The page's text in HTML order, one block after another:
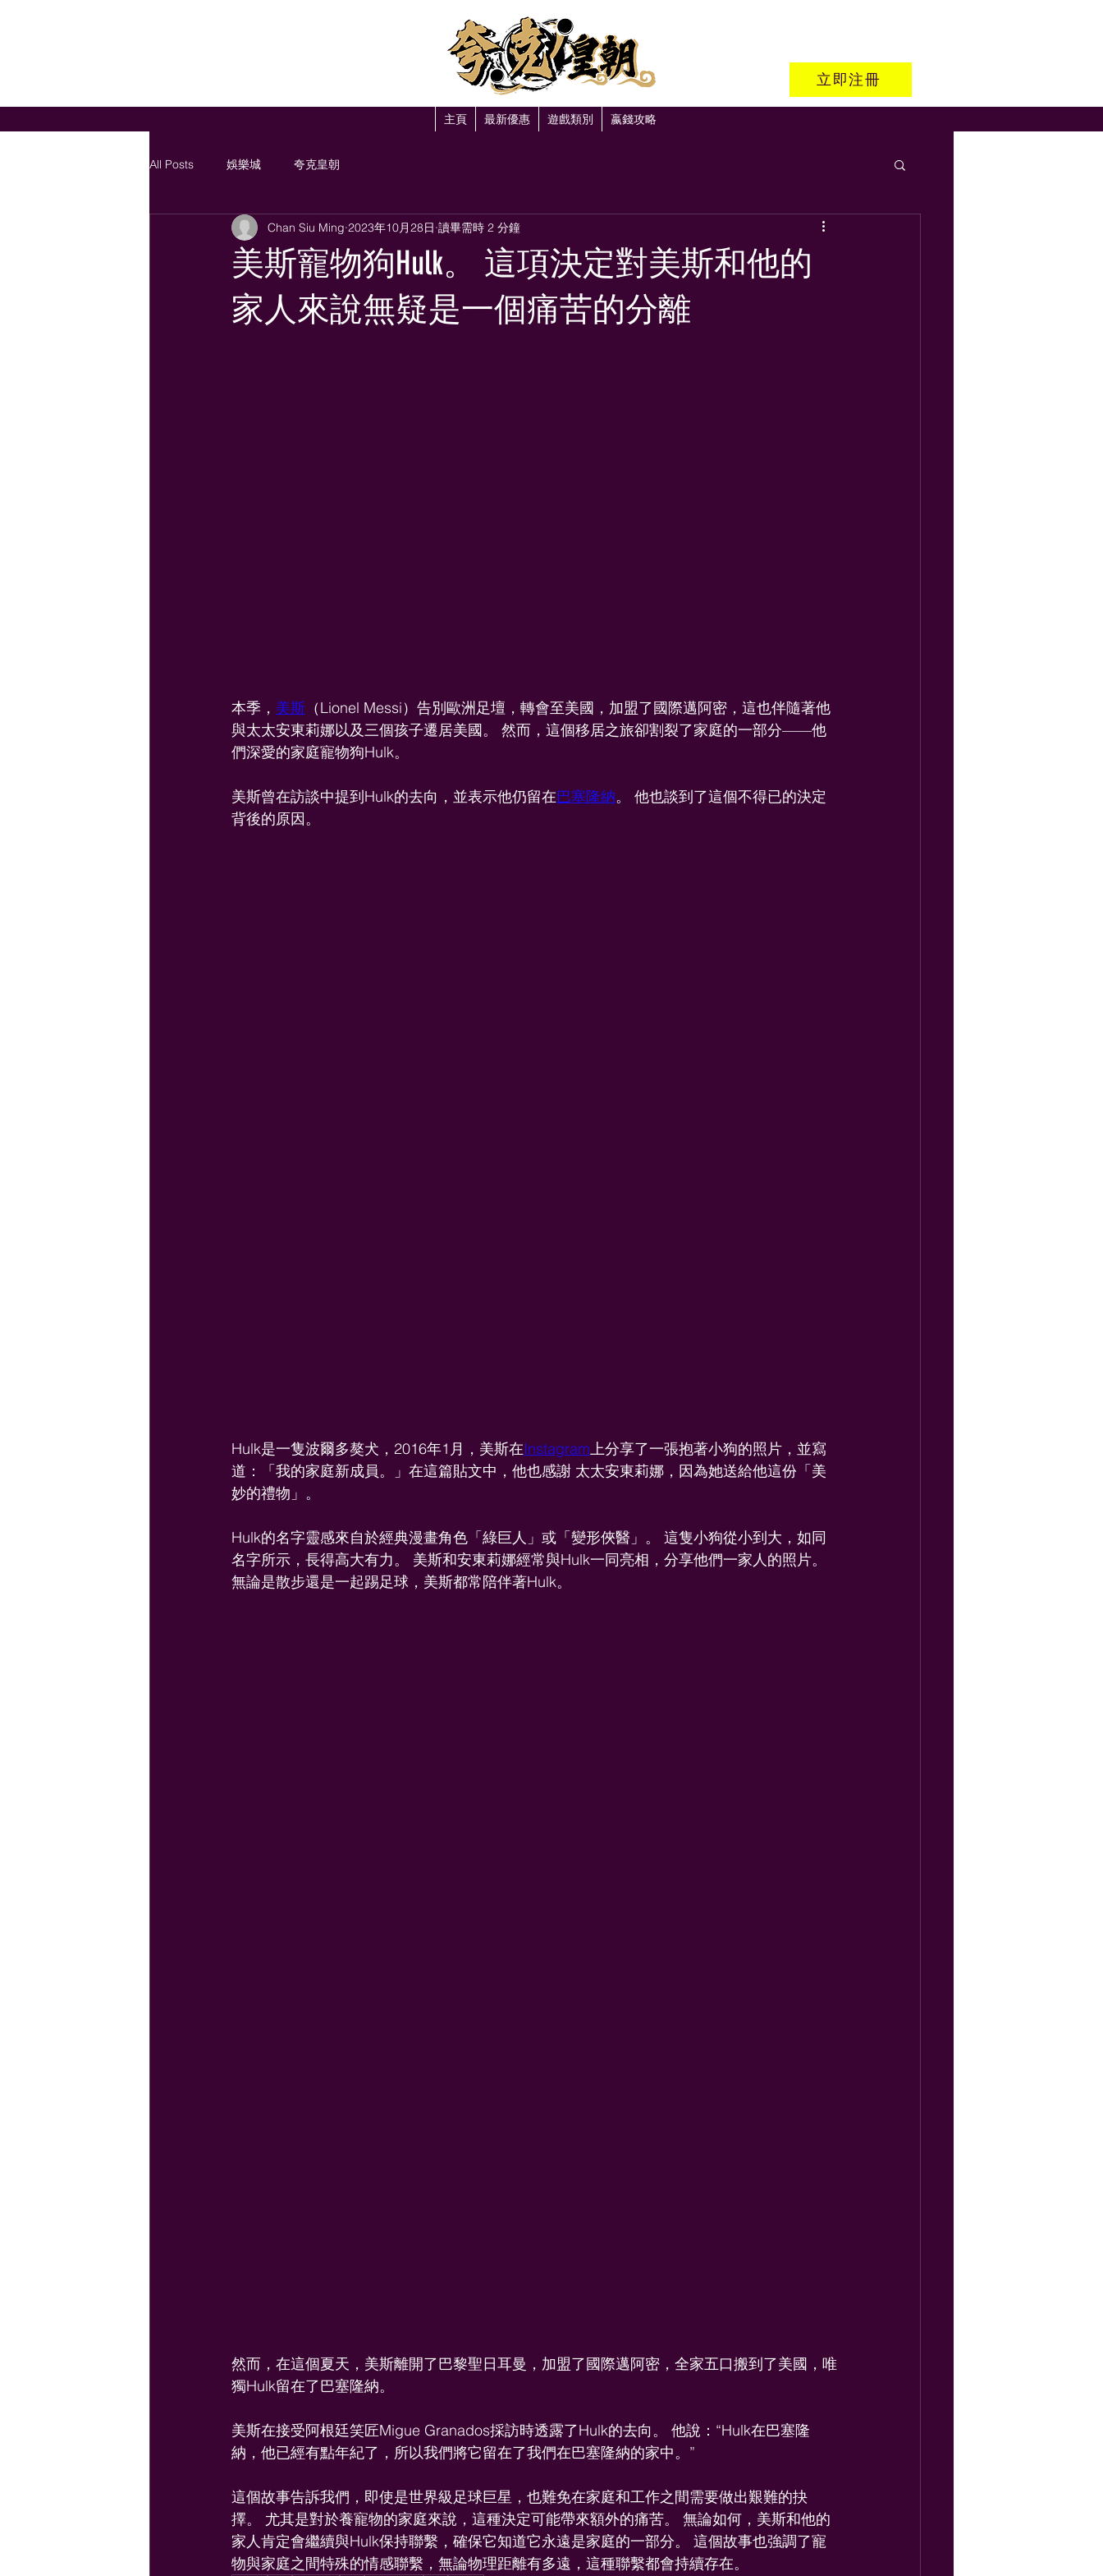
立即注冊
主頁 最新優惠 遊戲類別 嬴錢攻略
All Posts 娛樂城 夸克皇朝
美斯寵物狗Hulk。 這項決定對美斯和他的
家人來說無疑是一個痛苦的分離
Chan Siu Ming 2023年10月28日 讀畢需時 2 分鐘
本季， 美斯 （Lionel Messi）告別歐洲足壇，轉會至美國，加盟了國際邁阿密，這也伴隨著他
與太太安東莉娜以及三個孩子遷居美國。 然而，這個移居之旅卻割裂了家庭的一部分——他
們深愛的家庭寵物狗Hulk。
美斯曾在訪談中提到Hulk的去向，並表示他仍留在巴塞隆納。 他也談到了這個不得已的決定
背後的原因。
Hulk是一隻波爾多獒犬，2016年1月，美斯在Instagram上分享了一張抱著小狗的照片，並寫
道：「我的家庭新成員。」在這篇貼文中，他也感謝 太太安東莉娜，因為她送給他這份「美
妙的禮物」。
Hulk的名字靈感來自於經典漫畫角色「綠巨人」或「變形俠醫」。 這隻小狗從小到大，如同
名字所示，長得高大有力。 美斯和安東莉娜經常與Hulk一同亮相，分享他們一家人的照片。
無論是散步還是一起踢足球，美斯都常陪伴著Hulk。
然而，在這個夏天，美斯離開了巴黎聖日耳曼，加盟了國際邁阿密，全家五口搬到了美國，唯
獨Hulk留在了巴塞隆納。
美斯在接受阿根廷笑匠Migue Granados採訪時透露了Hulk的去向。 他說：“Hulk在巴塞隆
納，他已經有點年紀了，所以我們將它留在了我們在巴塞隆納的家中。”
這個故事告訴我們，即使是世界級足球巨星，也難免在家庭和工作之間需要做出艱難的抉
擇。 尤其是對於養寵物的家庭來說，這種決定可能帶來額外的痛苦。 無論如何，美斯和他的
家人肯定會繼續與Hulk保持聯繫，確保它知道它永遠是家庭的一部分。 這個故事也強調了寵
物與家庭之間特殊的情感聯繫，無論物理距離有多遠，這種聯繫都會持續存在。